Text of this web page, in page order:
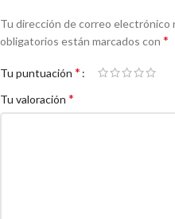
Tu dirección de correo electrónico
obligatorios están marcados con *
Tu puntuación *
Tu valoración *